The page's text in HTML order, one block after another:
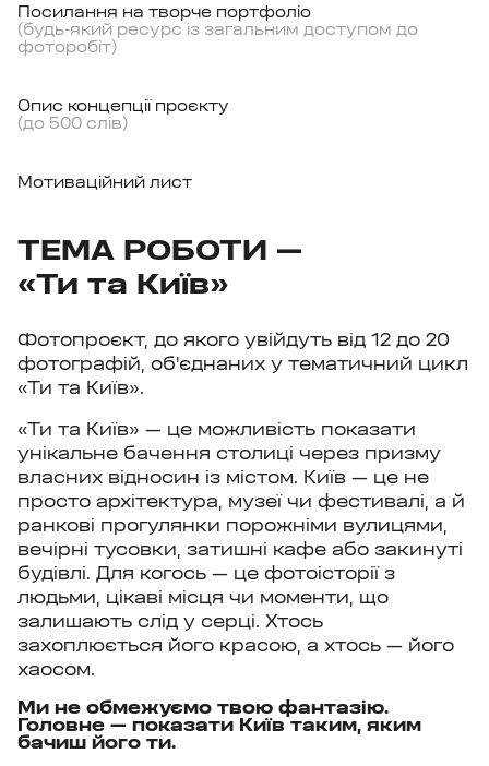
Посилання на творче портфоліо
(будь-який ресурс із загальним доступом до
фоторобіт)
Опис концепції проєкту
(до 500 слів)
Мотиваційний лист
ТЕМА РОБОТИ —
«Ти та Київ»
Фотопроєкт, до якого увійдуть від 12 до 20
фотографій, об'єднаних у тематичний цикл
«Ти та Київ».
«Ти та Київ» — це можливість показати
унікальне бачення столиці через призму
власних відносин із містом. Київ — це не
просто архітектура, музеї чи фестивалі, а й
ранкові прогулянки порожніми вулицями,
вечірні тусовки, затишні кафе або закинуті
будівлі. Для когось — це фотоісторії з
людьми, цікаві місця чи моменти, що
залишають слід у серці. Хтось
захоплюється його красою, а хтось — його
хаосом.
Ми не обмежуємо твою фантазію.
Головне — показати Київ таким, яким
бачиш його ти.